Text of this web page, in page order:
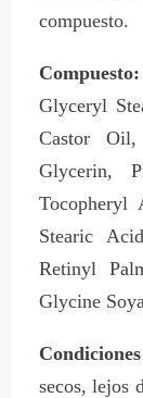
compuesto.
Compuesto:
Glyceryl
Castor Oil,
Glycerin,
Tocopheryl
Stearic
Retinyl
Glycine
secos, lejos